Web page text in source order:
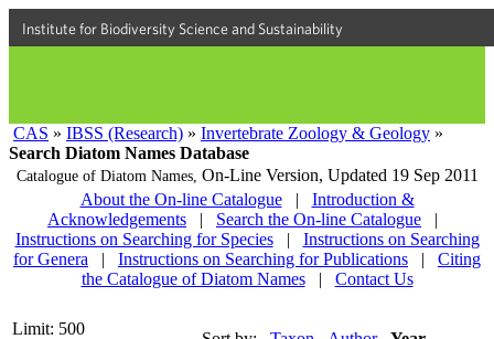
Institute for Biodiversity Science and Sustainability
CAS » IBSS (Research) » Invertebrate Zoology & Geology »
Search Diatom Names Database
Catalogue of Diatom Names, On-Line Version, Updated 19 Sep 2011
About the On-line Catalogue
|
Introduction &
Acknowledgements
| Search the On-line Catalogue
|
Instructions on Searching for Species
|
Instructions on Searching
for Genera
| Instructions on Searching for Publications |
Citing
the Catalogue of Diatom Names
| Contact Us
Limit: 500